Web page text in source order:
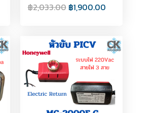
฿2,033.00 ฿1,900.00